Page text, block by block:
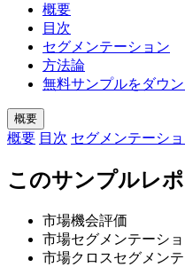
概要
目次
セグメンテーション
方法論
無料サンプルをダウ
概要
概要 目次 セグメンテーシ
このサンプルレ
市場機会評価
市場セグメンテーシ
市場クロスセグメン